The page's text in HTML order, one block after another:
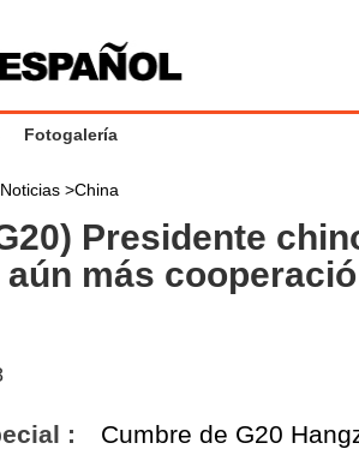
Fotogalería
Noticias >China
Presidente
más
: Cumbre de G20